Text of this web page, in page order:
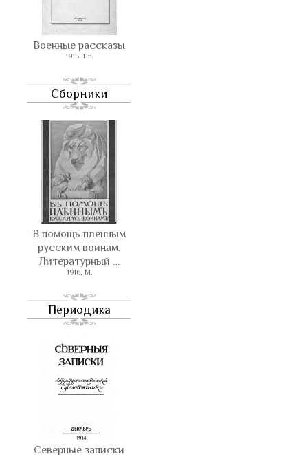
Военные рассказы
1915, Пг.
Сборники
В помощь пленным
русским воинам.
Литературный …
1916, М.
Периодика
Северные записки